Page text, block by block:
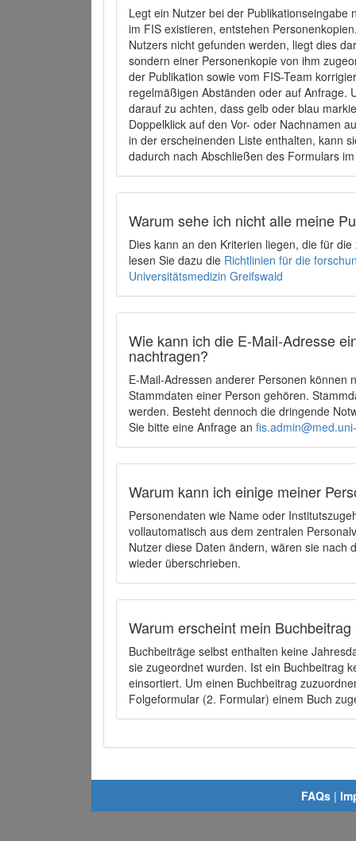
Legt ein Nutzer bei der
im FIS existieren, entstehen
Nutzers nicht gefunden werden, liegt dies
sondern einer Personenkopie von ihm
der Publikation sowie vom FIS-Team
regelmäßigen Abständen oder auf Anfrage.
darauf zu achten, dass gelb oder blau
Doppelklick auf den Vor- oder Nachnamen
in der erscheinenden Liste enthalten, kann
dadurch nach Abschließen des Formulars
Warum sehe ich nicht alle meine
Dies kann an den Kriterien liegen, die für
lesen Sie dazu die Richtlinien für die
Universitätsmedizin Greifswald
Wie kann ich die E-Mail-Adresse
nachtragen?
E-Mail-Adressen anderer Personen können
Stammdaten einer Person gehören.
werden. Besteht dennoch die dringende
Sie bitte eine Anfrage an
Warum kann ich einige meiner
Personendaten wie Name oder
vollautomatisch aus dem zentralen
Nutzer diese Daten ändern, wären sie
wieder überschrieben.
Warum erscheint mein
Buchbeiträge selbst enthalten keine
sie zugeordnet wurden. Ist ein Buchbeitrag
einsortiert. Um einen Buchbeitrag
Folgeformular (2. Formular) einem Buch
FAQs |